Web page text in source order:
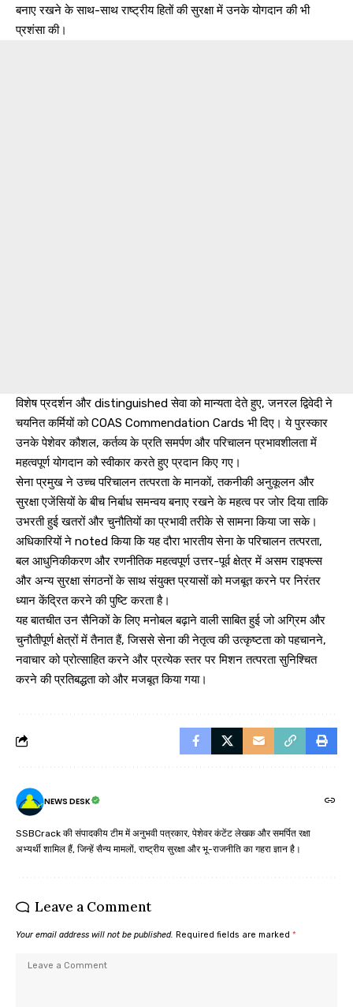
बनाए रखने के साथ-साथ राष्ट्रीय हितों की सुरक्षा में उनके योगदान की भी
प्रशंसा की।
विशेष प्रदर्शन और distinguished सेवा को मान्यता देते हुए, जनरल द्विवेदी ने
चयनित कर्मियों को COAS Commendation Cards भी दिए। ये पुरस्कार
उनके पेशेवर कौशल, कर्तव्य के प्रति समर्पण और परिचालन प्रभावशीलता में
महत्वपूर्ण योगदान को स्वीकार करते हुए प्रदान किए गए।
सेना प्रमुख ने उच्च परिचालन तत्परता के मानकों, तकनीकी अनुकूलन और
सुरक्षा एजेंसियों के बीच निर्बाध समन्वय बनाए रखने के महत्व पर जोर दिया ताकि
उभरती हुई खतरों और चुनौतियों का प्रभावी तरीके से सामना किया जा सके।
अधिकारियों ने noted किया कि यह दौरा भारतीय सेना के परिचालन तत्परता,
बल आधुनिकीकरण और रणनीतिक महत्वपूर्ण उत्तर-पूर्व क्षेत्र में असम राइफ्ल्स
और अन्य सुरक्षा संगठनों के साथ संयुक्त प्रयासों को मजबूत करने पर निरंतर
ध्यान केंद्रित करने की पुष्टि करता है।
यह बातचीत उन सैनिकों के लिए मनोबल बढ़ाने वाली साबित हुई जो अग्रिम और
चुनौतीपूर्ण क्षेत्रों में तैनात हैं, जिससे सेना की नेतृत्व की उत्कृष्टता को पहचानने,
नवाचार को प्रोत्साहित करने और प्रत्येक स्तर पर मिशन तत्परता सुनिश्चित
करने की प्रतिबद्धता को और मजबूत किया गया।
NEWS DESK
SSBCrack की संपादकीय टीम में अनुभवी पत्रकार, पेशेवर कंटेंट लेखक और समर्पित रक्षा
अभ्यर्थी शामिल हैं, जिन्हें सैन्य मामलों, राष्ट्रीय सुरक्षा और भू-राजनीति का गहरा ज्ञान है।
Leave a Comment
Your email address will not be published. Required fields are marked *